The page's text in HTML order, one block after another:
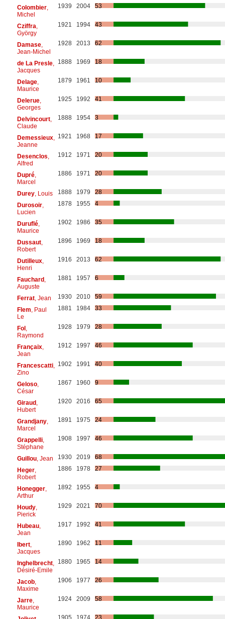
Colombier,
Michel
1939 2004 53
Cziffra
György
1921 1994 43
Damase,
Jean-Michel
1928 2013 62
de La Presle,
Jacques
1888 1969 18
Delage,
Maurice
1879 1961 10
Delerue,
Georges
1925 1992 41
Delvincourt,
Claude
1888 1954 3
Demessieux,
Jeanne
1921 1968 17
Desenclos
Alfred
1912 1971 20
Dupré,
Marcel
1886 1971 20
Durey, Louis 1888 1979
28
Durosoir,
Lucien
1878 1955 4
Duruflé,
Maurice
1902 1986 35
Dussaut,
Robert
1896 1969 18
Dutilleux,
Henri
1916 2013 62
Fauchard,
Auguste
1881 1957 6
Ferrat, Jean 1930 2010
59
Flem , Paul
Le
1881 1984 33
Fol,
Raymond
1928 1979 28
Françaix,
Jean
1912 1997 46
Francescatti,
Zino
1902 1991 40
Geloso,
César
1867 1960 9
Giraud,
Hubert
1920 2016 65
Grandjany,
Marcel
1891 1975 24
Grappelli,
Stéphane
1908 1997 46
Guillou, Jean 1930 2019
68
Heger,
Robert
1886 1978 27
Honegger,
Arthur
1892 1955 4
Houdy,
Pierick
1929 2021 70
Hubeau,
Jean
1917 1992 41
Ibert,
Jacques
1890 1962 11
Inghelbrecht,
Désiré-Emile
1880 1965 14
Jacob,
Maxime
1906 1977 26
Jarre,
Maurice
1924 2009 58
1905 1974 23